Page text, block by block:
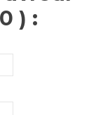
) :